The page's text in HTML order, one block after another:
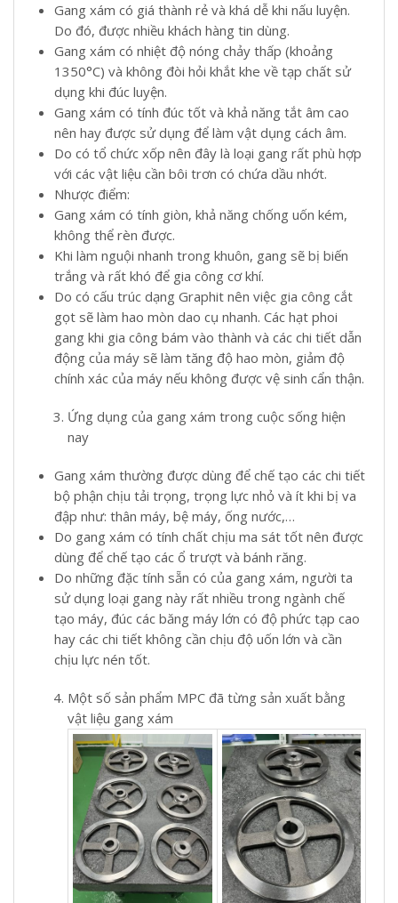
Gang xám có giá thành rẻ và khá dễ khi nấu luyện.
Do đó, được nhiều khách hàng tin dùng.
Gang xám có nhiệt độ nóng chảy thấp (khoảng
1350°C) và không đòi hỏi khắt khe về tạp chất sử
dụng khi đúc luyện.
Gang xám có tính đúc tốt và khả năng tắt âm cao
nên hay được sử dụng để làm vật dụng cách âm.
Do có tổ chức xốp nên đây là loại gang rất phù hợp
với các vật liệu cần bôi trơn có chứa dầu nhớt.
Nhược điểm:
Gang xám có tính giòn, khả năng chống uốn kém,
không thể rèn được.
Khi làm nguội nhanh trong khuôn, gang sẽ bị biến
trắng và rất khó để gia công cơ khí.
Do có cấu trúc dạng Graphit nên việc gia công cắt
gọt sẽ làm hao mòn dao cụ nhanh. Các hạt phoi
gang khi gia công bám vào thành và các chi tiết dẫn
động của máy sẽ làm tăng độ hao mòn, giảm độ
chính xác của máy nếu không được vệ sinh cẩn thận.
Ứng dụng của gang xám trong cuộc sống hiện
nay
Gang xám thường được dùng để chế tạo các chi tiết
bộ phận chịu tải trọng, trọng lực nhỏ và ít khi bị va
đập như: thân máy, bệ máy, ống nước,…
Do gang xám có tính chất chịu ma sát tốt nên được
dùng để chế tạo các ổ trượt và bánh răng.
Do những đặc tính sẵn có của gang xám, người ta
sử dụng loại gang này rất nhiều trong ngành chế
tạo máy, đúc các băng máy lớn có độ phức tạp cao
hay các chi tiết không cần chịu độ uốn lớn và cần
chịu lực nén tốt.
Một số sản phẩm MPC đã từng sản xuất bằng
vật liệu gang xám